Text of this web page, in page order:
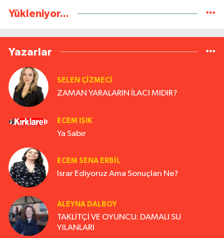
Yükleniyor...
Yazarlar
SELEN ÇİZMECİ
ZAMAN YARALARIN İLACI MIDIR?
ECEM IŞIK
Ya Sabır
ECEM SENA ERBIL
Israr Ediyoruz Ama Sonuçları Ne?
ALEYNA DALBOY
TAKLİTÇİ VE OYUNCU: DAMALI SU
YILANLARI